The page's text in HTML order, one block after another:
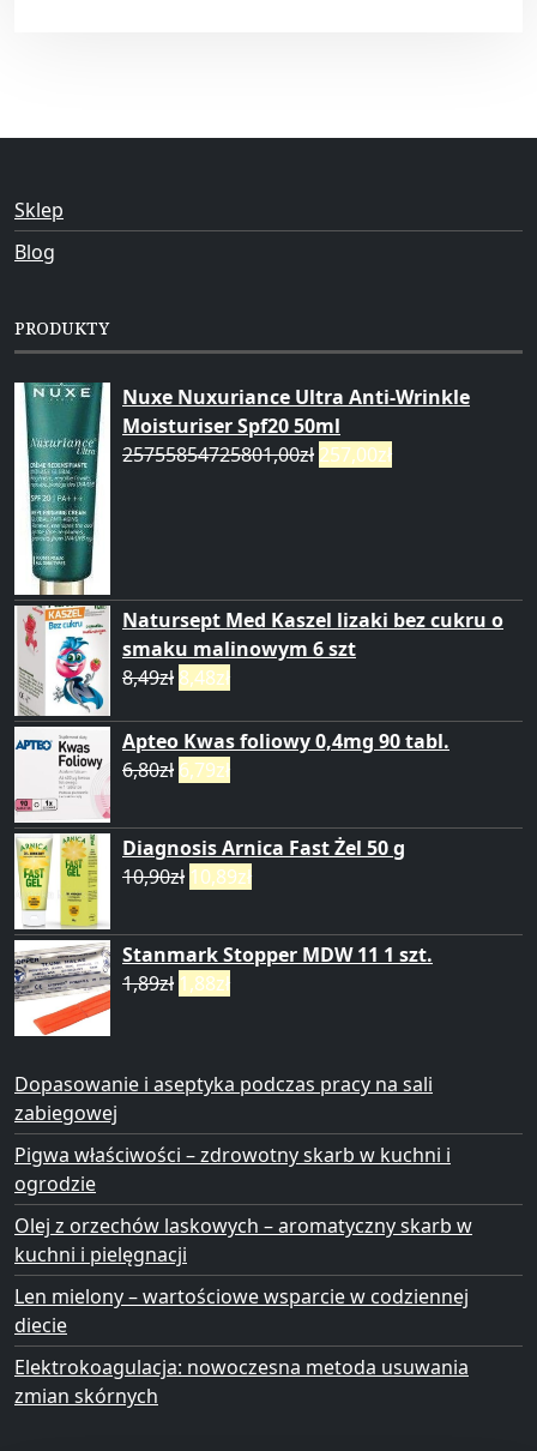
Sklep
Blog
PRODUKTY
Nuxe Nuxuriance Ultra Anti-Wrinkle
Moisturiser Spf20 50ml
25755854725801,00zł 257,00zł
Natursept Med Kaszel lizaki bez cukru o
smaku malinowym 6 szt
8,49zł 8,48zł
Apteo Kwas foliowy 0,4mg 90 tabl.
6,80zł 6,79zł
Diagnosis Arnica Fast Żel 50 g
10,90zł 10,89zł
Stanmark Stopper MDW 11 1 szt.
1,89zł 1,88zł
Dopasowanie i aseptyka podczas pracy na sali
zabiegowej
Pigwa właściwości – zdrowotny skarb w kuchni i
ogrodzie
Olej z orzechów laskowych – aromatyczny skarb w
kuchni i pielęgnacji
Len mielony – wartościowe wsparcie w codziennej
diecie
Elektrokoagulacja: nowoczesna metoda usuwania
zmian skórnych